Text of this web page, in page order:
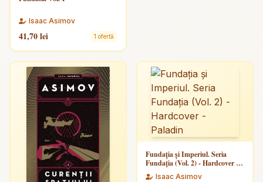
Isaac Asimov
41,70 lei 1 ofertă
Fundaţia şi Imperiul. Seria
Fundaţia (Vol. 2) - Hardcover -
PaladinIsaac Asimov